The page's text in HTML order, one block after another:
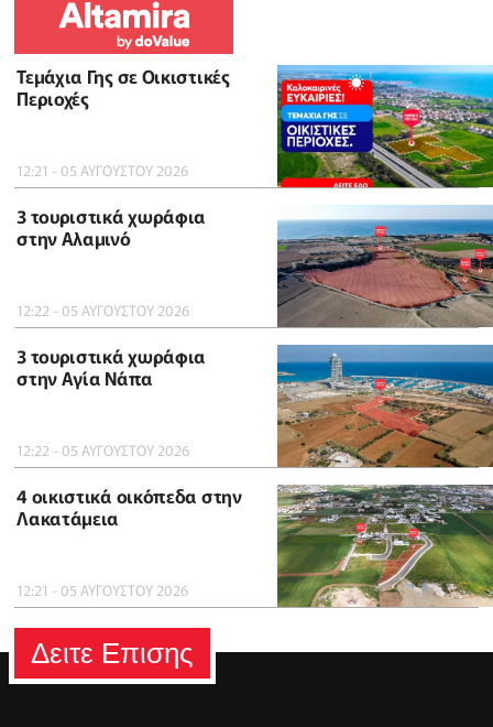
Τεμάχια Γης σε Οικιστικές
Περιοχές
12:21 - 05 ΑΥΓΟΥΣΤΟΥ 2026
3 τουριστικά χωράφια
στην Αλαμινό
12:22 - 05 ΑΥΓΟΥΣΤΟΥ 2026
3 τουριστικά χωράφια
στην Αγία Νάπα
12:22 - 05 ΑΥΓΟΥΣΤΟΥ 2026
4 οικιστικά οικόπεδα στην
Λακατάμεια
12:21 - 05 ΑΥΓΟΥΣΤΟΥ 2026
Δειτε Επισης